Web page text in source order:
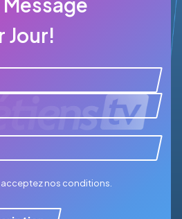
Jour!
accepteznos conditions